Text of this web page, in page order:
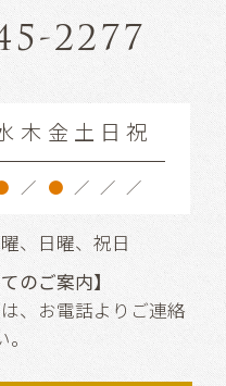
2277
木 金 土 日 祝
／ ● ／ ／ ／
、日曜、祝日
のご案内】
、お電話よりご連絡